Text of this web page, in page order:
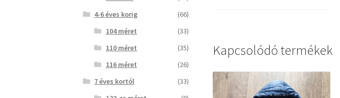
Kapcsolódó termékek
4-6 éves korig
(66)
104 méret
(33)
110 méret
(35)
116 méret
(26)
7 éves kortól
(33)